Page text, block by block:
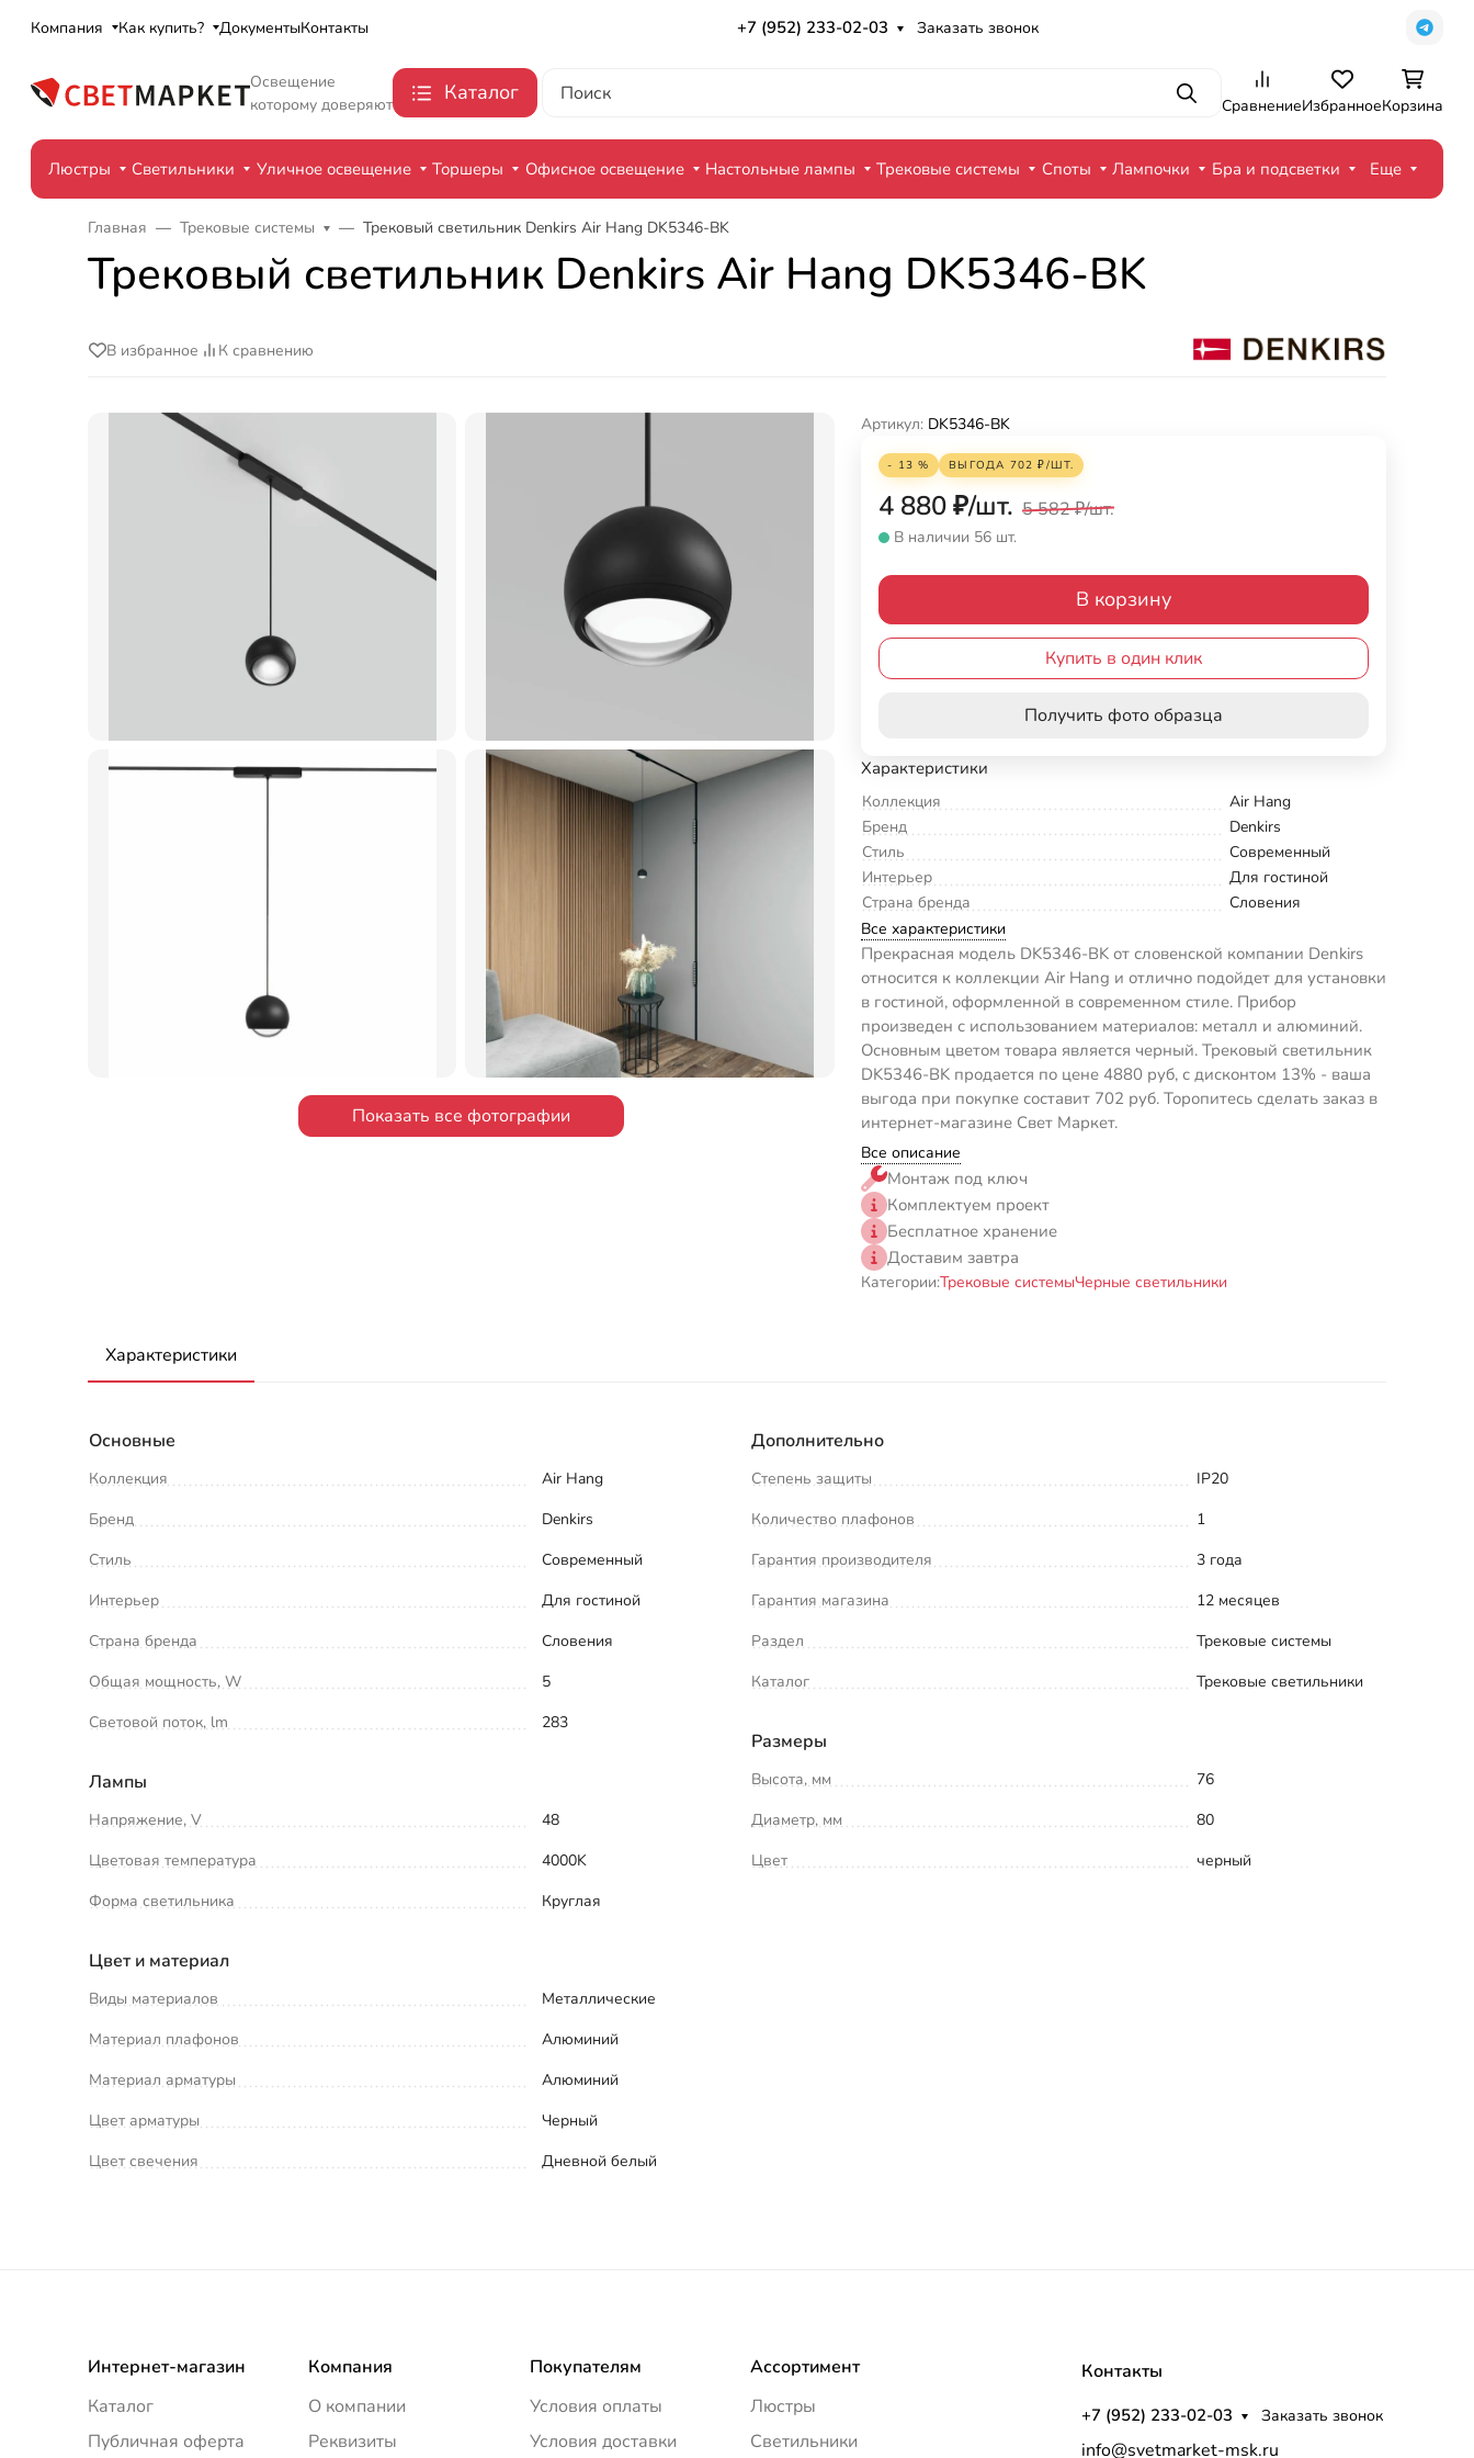
Компания Как купить? ДокументыКонтакты +7 (952) 233-02-03 Заказать звонок
Освещение
которому доверяют
Каталог ПоискСравнениеИзбранноеКорзина
Люстры Светильники Уличное освещение Торшеры Офисное освещение Настольные лампы Трековые системы Споты Лампочки Бра и подсветки Еще
Главная Трековые системы Трековый светильник Denkirs Air Hang DK5346-BK
Трековый светильник Denkirs Air Hang DK5346-BK
В избранное К сравнению
Показать все фотографии
Артикул: DK5346-BK
- 13 % ВЫГОДА 702 ₽/ШТ.
4 880₽/шт. 5 582₽/шт.
В наличии 56 шт.
В корзину
Купить в один клик
Получить фото образца
Характеристики
Коллекция
Air Hang
Бренд
Denkirs
Стиль
Современный
Интерьер
Для гостиной
Страна бренда
Словения
Все характеристики
Прекрасная модель DK5346-BK от словенской компании Denkirs
относится к коллекции Air Hang и отлично подойдет для установки
в гостиной, оформленной в современном стиле. Прибор
произведен с использованием материалов: металл и алюминий.
Основным цветом товара является черный. Трековый светильник
DK5346-BK продается по цене 4880 руб, с дисконтом 13% - ваша
выгода при покупке составит 702 руб. Торопитесь сделать заказ в
интернет-магазине Свет Маркет.
Все описание
Монтаж под ключ
Комплектуем проект
Бесплатное хранение
Доставим завтра
Категории:Трековые системыЧерные светильники
Характеристики
Основные
Коллекция
Air Hang
Бренд
Denkirs
Стиль
Современный
Интерьер
Для гостиной
Страна бренда
Словения
Общая мощность, W
5
Световой поток, lm
283
Лампы
Напряжение, V
48
Цветовая температура
4000K
Форма светильника
Круглая
Цвет и материал
Виды материалов
Металлические
Материал плафонов
Алюминий
Материал арматуры
Алюминий
Цвет арматуры
Черный
Цвет свечения
Дневной белый
Дополнительно
Степень защиты
IP20
Количество плафонов
1
Гарантия производителя
3 года
Гарантия магазина
12 месяцев
Раздел
Трековые системы
Каталог
Трековые светильники
Размеры
Высота, мм
76
Диаметр, мм
80
Цвет
черный
Интернет-магазин
Каталог
Публичная оферта
Компания
О компании
Реквизиты
Покупателям
Условия оплаты
Условия доставки
Ассортимент
Люстры
Светильники
Контакты
+7 (952) 233-02-03 Заказать звонок
info@svetmarket-msk.ru